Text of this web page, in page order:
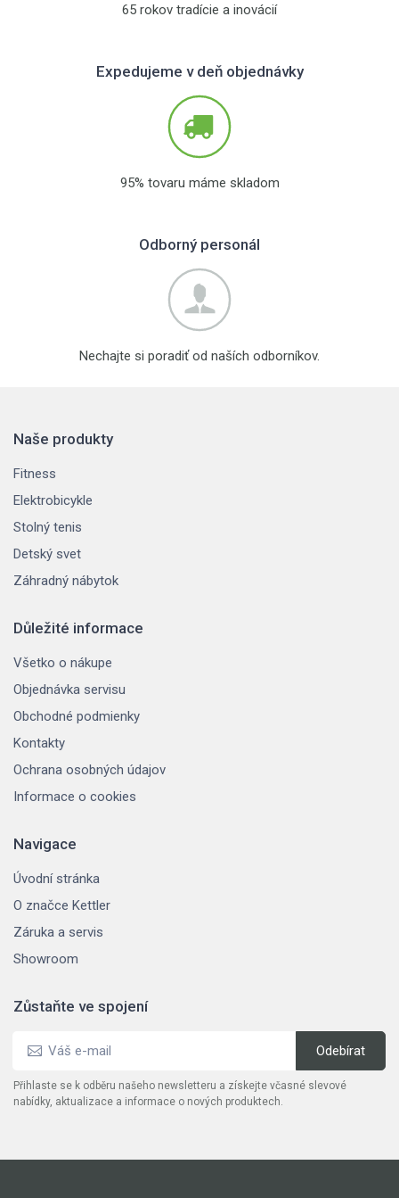
65 rokov tradície a inovácií
Expedujeme v deň objednávky
95% tovaru máme skladom
Odborný personál
Nechajte si poradiť od naších odborníkov.
Naše produkty
Fitness
Elektrobicykle
Stolný tenis
Detský svet
Záhradný nábytok
Důležité informace
Všetko o nákupe
Objednávka servisu
Obchodné podmienky
Kontakty
Ochrana osobných údajov
Informace o cookies
Navigace
Úvodní stránka
O značce Kettler
Záruka a servis
Showroom
Zůstaňte ve spojení
Přihlaste se k odběru našeho newsletteru a získejte včasné slevové
nabídky, aktualizace a informace o nových produktech.